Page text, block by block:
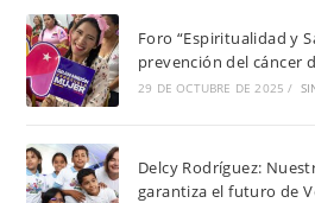
Foro “Espiritualidad y
prevención del cáncer
29 DE OCTUBRE DE 2025 /
Delcy Rodríguez:
garantiza el futuro de